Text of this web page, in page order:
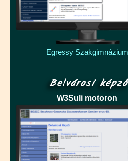
Egressy Szakgimnázium
Belvárosi képző
W3Suli motoron